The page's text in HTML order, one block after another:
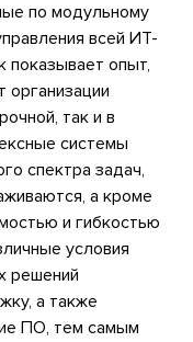
по модульному
всей ИТ-
показывает опыт,
организации
так и в
системы
спектра задач,
а кроме
и гибкостью
условия
решений
а также
ПО, тем самым